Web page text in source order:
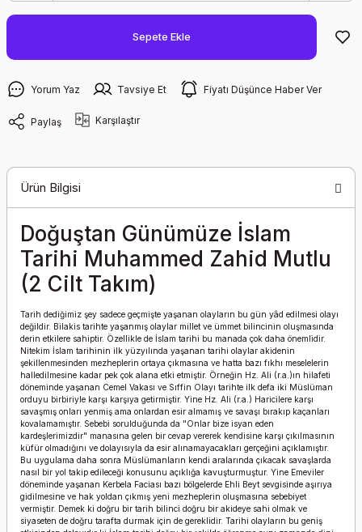
Sepete Ekle
Yorum Yaz Tavsiye Et Fiyatı Düşünce Haber Ver
Paylaş Karşılaştır
Ürün Bilgisi
Doğuştan Günümüze İslam
Tarihi Muhammed Zahid Mutlu
(2 Cilt Takım)
Tarih dediğimiz şey sadece geçmişte yaşanan olayların bu gün yâd edilmesi olayı
değildir. Bilakis tarihte yaşanmış olaylar millet ve ümmet bilincinin oluşmasında
derin etkilere sahiptir. Özellikle de İslam tarihi bu manada çok daha önemlidir.
Nitekim İslam tarihinin ilk yüzyılında yaşanan tarihi olaylar akidenin
şekillenmesinden mezheplerin ortaya çıkmasına ve hatta bazı fıkhı meselelerin
halledilmesine kadar pek çok alana etki etmiştir. Örneğin Hz. Ali (r.a.)ın hilafeti
döneminde yaşanan Cemel Vakası ve Sıffin Olayı tarihte ilk defa iki Müslüman
orduyu birbiriyle karşı karşıya getirmiştir. Yine Hz. Ali (r.a.) Haricilere karşı
savaşmış onları yenmiş ama onlardan esir almamış ve savaşı bırakıp kaçanları
kovalamamıştır. Sebebi sorulduğunda da "Onlar bize isyan eden
kardeşlerimizdir" manasına gelen bir cevap vererek kendisine karşı çıkılmasının
küfür olmadığını ve dolayısıyla da esir alınamayacakları gerçeğini açıklamıştır.
Bu uygulama daha sonra Müslümanların kendi aralarında çıkacak savaşlarda
nasıl bir yol takip edileceği konusunu açıklığa kavuşturmuştur. Yine Emeviler
döneminde yaşanan Kerbela Faciası bazı bölgelerde Ehli Beyt sevgisinde aşırıya
gidilmesine ve hak yoldan çıkmış yeni mezheplerin oluşmasına sebebiyet
vermiştir. Demek ki doğru bir tarih bilinci doğru bir akideye sahi olmak ve
siyaseten de doğru tarafta durmak için de gereklidir. Tarihi olayların bu geniş